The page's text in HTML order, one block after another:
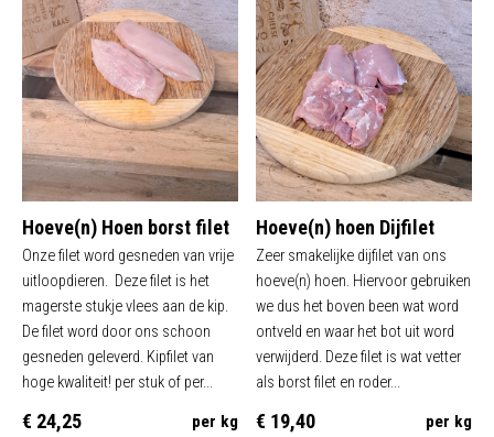
Hoeve(n) Hoen borst filet
Onze filet word gesneden van vrije
uitloopdieren. Deze filet is het
magerste stukje vlees aan de kip.
De filet word door ons schoon
gesneden geleverd. Kipfilet van
hoge kwaliteit! per stuk of per...
€ 24,25 per kg
Hoeve(n) hoen Dijfilet
Zeer smakelijke dijfilet van ons
hoeve(n) hoen. Hiervoor gebruiken
we dus het boven been wat word
ontveld en waar het bot uit word
verwijderd. Deze filet is wat vetter
als borst filet en roder...
€ 19,40 per kg